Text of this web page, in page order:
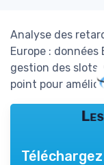
Analyse des
Europe :
gestion des
point pour